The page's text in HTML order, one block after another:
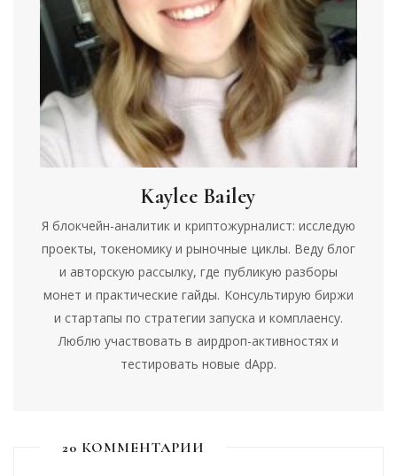
Kaylee Bailey
Я блокчейн-аналитик и криптожурналист: исследую
проекты, токеномику и рыночные циклы. Веду блог
и авторскую рассылку, где публикую разборы
монет и практические гайды. Консультирую биржи
и стартапы по стратегии запуска и комплаенсу.
Люблю участвовать в аирдроп-активностях и
тестировать новые dApp.
20 КОММЕНТАРИИ